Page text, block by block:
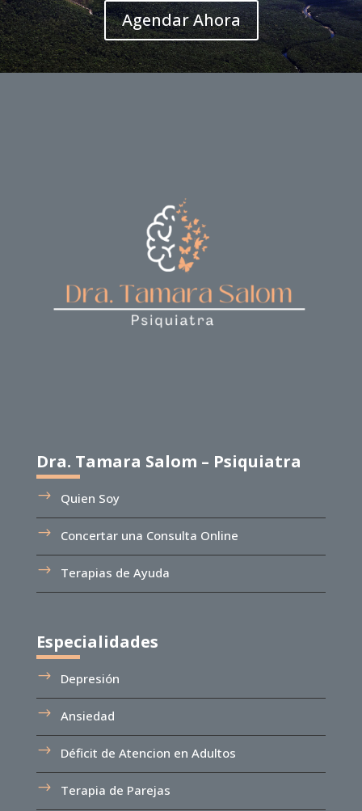
Agendar Ahora
Dra. Tamara Salom – Psiquiatra
Quien Soy
Concertar una Consulta Online
Terapias de Ayuda
Especialidades
Depresión
Ansiedad
Déficit de Atencion en Adultos
Terapia de Parejas